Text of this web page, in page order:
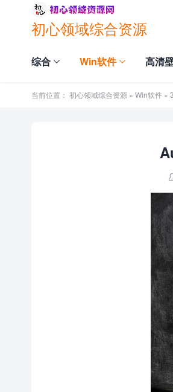
初心领域综合资源
综合 Win软件 高清
当前位置： 初心领域综合资源 » Win软件 »